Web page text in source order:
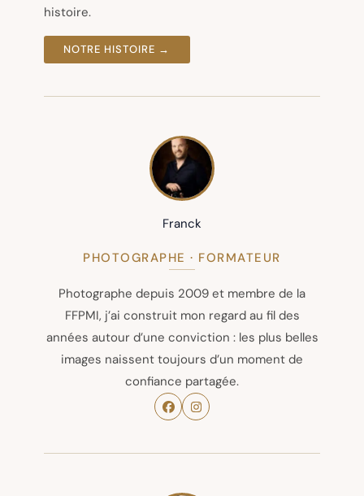
histoire.
NOTRE HISTOIRE →
Franck
PHOTOGRAPHE · FORMATEUR
Photographe depuis 2009 et membre de la
FFPMI, j’ai construit mon regard au fil des
années autour d’une conviction : les plus belles
images naissent toujours d’un moment de
confiance partagée.